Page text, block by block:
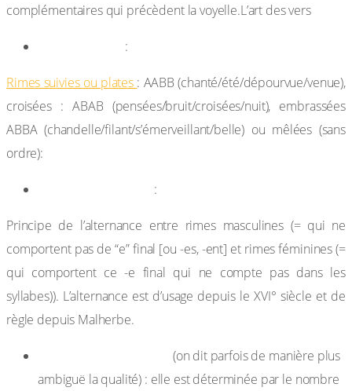
complémentaires qui précèdent la voyelle.L’art des vers
:
Rimes suivies ou plates : AABB (chanté/été/dépourvue/venue),
croisées : ABAB (pensées/bruit/croisées/nuit), embrassées
ABBA (chandelle/filant/s’émerveillant/belle) ou mêlées (sans
ordre):
:
Principe de l’alternance entre rimes masculines (= qui ne
comportent pas de “e” final [ou -es, -ent] et rimes féminines (=
qui comportent ce -e final qui ne compte pas dans les
syllabes)). L’alternance est d’usage depuis le XVI° siècle et de
règle depuis Malherbe.
(on dit parfois de manière plus
ambiguë la qualité) : elle est déterminée par le nombre